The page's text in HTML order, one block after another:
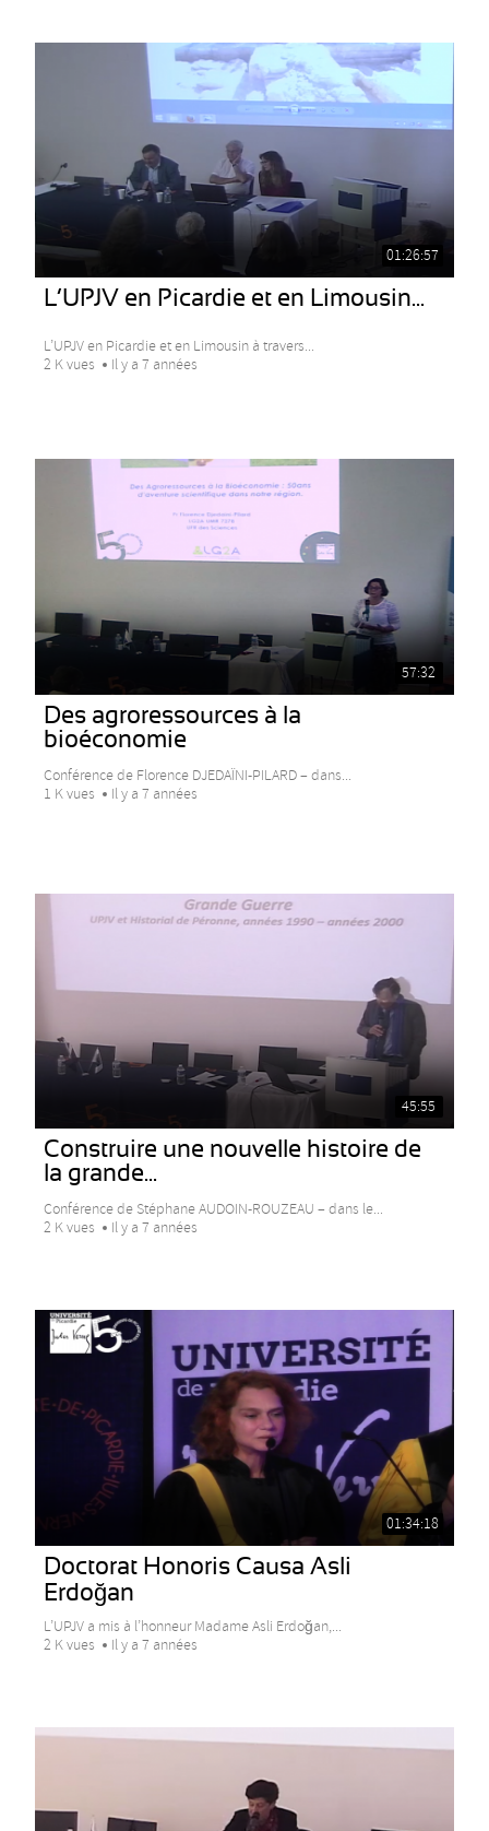
01:26:57
L’UPJV en Picardie et en Limousin...
L’UPJV en Picardie et en Limousin à travers...
2 K vues
Il y a 7 années
57:32
Des agroressources à la
bioéconomie
Conférence de Florence DJEDAÏNI-PILARD – dans...
1 K vues
Il y a 7 années
45:55
Construire une nouvelle histoire de
la grande...
Conférence de Stéphane AUDOIN-ROUZEAU – dans le...
2 K vues
Il y a 7 années
01:34:18
Doctorat Honoris Causa Asli
Erdoğan
L’UPJV a mis à l’honneur Madame Asli Erdoğan,...
2 K vues
Il y a 7 années